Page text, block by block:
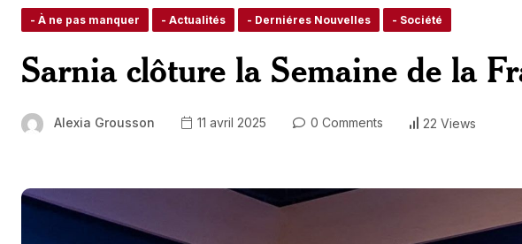
- À ne pas manquer - Actualités - Derniéres Nouvelles - Société
Sarnia clôture la Semaine de la
Alexia Grousson 11 avril 2025 0 Comments 22 Views